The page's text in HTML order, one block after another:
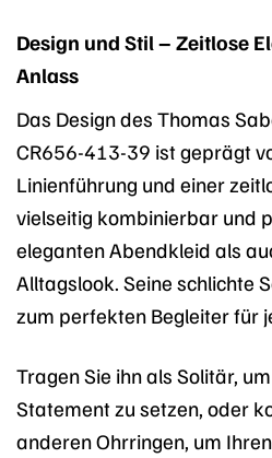
Design und Stil – Zeitlose
Anlass
Das Design des Thomas
CR656-413-39 ist geprägt
Linienführung und einer
vielseitig kombinierbar und
eleganten Abendkleid als
Alltagslook. Seine schlichte
zum perfekten Begleiter für
Tragen Sie ihn als Solitär,
Statement zu setzen, oder
anderen Ohrringen, um